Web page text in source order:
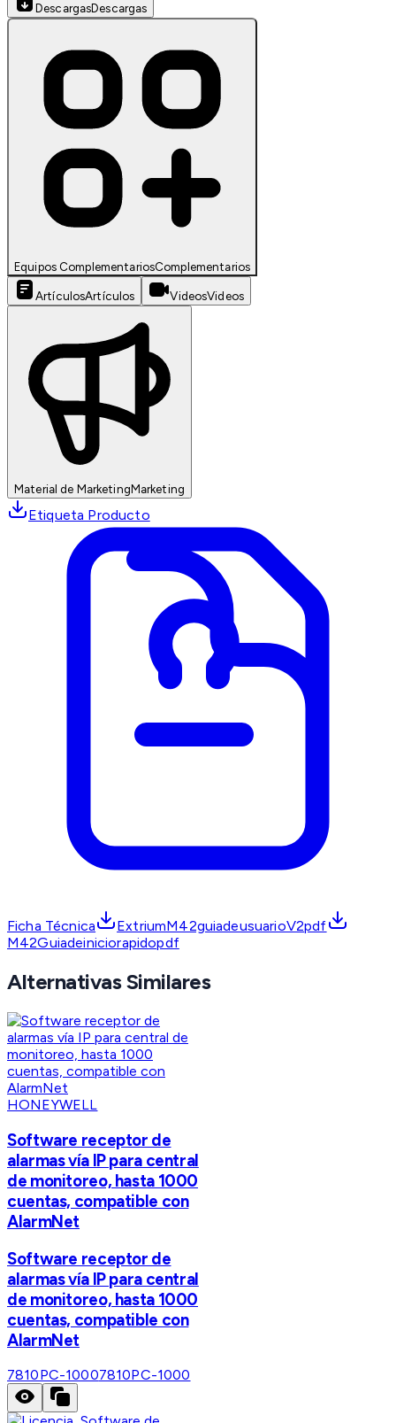
DescargasDescargas
Equipos ComplementariosComplementarios
ArtículosArtículos VideosVideos
Material de MarketingMarketing
Etiqueta Producto
Ficha Técnica
ExtriumM42guiadeusuarioV2pdf
M42Guiadeiniciorapidopdf
Alternativas Similares
HONEYWELL
Software receptor de
alarmas vía IP para central
de monitoreo, hasta 1000
cuentas, compatible con
AlarmNet
Software receptor de
alarmas vía IP para central
de monitoreo, hasta 1000
cuentas, compatible con
AlarmNet
7810PC-10007810PC-1000